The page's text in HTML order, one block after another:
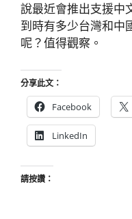
說最近會推出支援中
到時有多少台灣和中
呢？值得觀察。
分享此文：
Facebook
LinkedIn
請按讚：